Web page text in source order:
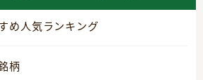
め人気ランキング
柄